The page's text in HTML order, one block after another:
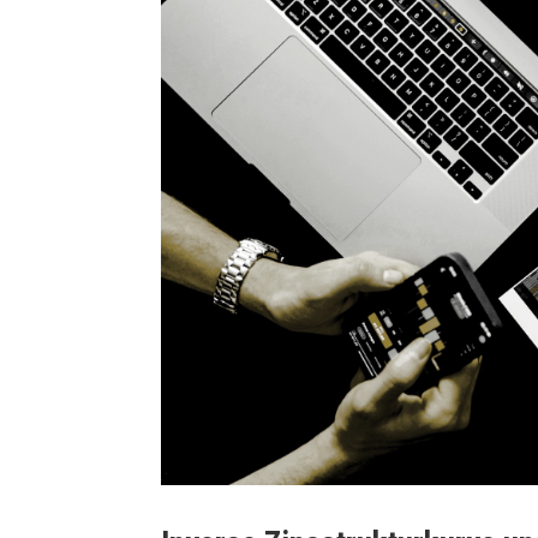
Herz für Unternehmer und Industrielle Warum